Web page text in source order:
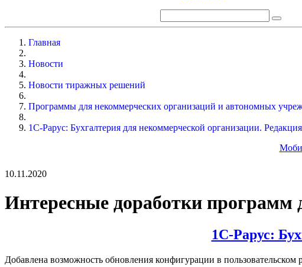
Главная
Новости
Новости тиражных решений
Программы для некоммерческих организаций и автономных
1С-Рарус: Бухгалтерия для некоммерческой организации.
10.11.2020
Интересные доработки программ
1С-Рарус:
Добавлена возможность обновления конфигурации в